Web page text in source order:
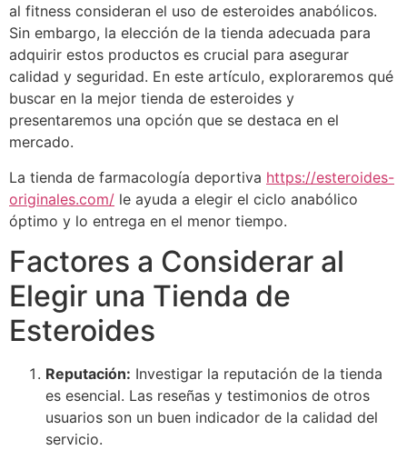
al fitness consideran el uso de esteroides anabólicos.
Sin embargo, la elección de la tienda adecuada para
adquirir estos productos es crucial para asegurar
calidad y seguridad. En este artículo, exploraremos qué
buscar en la mejor tienda de esteroides y
presentaremos una opción que se destaca en el
mercado.
La tienda de farmacología deportiva https://esteroides-
originales.com/ le ayuda a elegir el ciclo anabólico
óptimo y lo entrega en el menor tiempo.
Factores a Considerar al
Elegir una Tienda de
Esteroides
Reputación: Investigar la reputación de la tienda
es esencial. Las reseñas y testimonios de otros
usuarios son un buen indicador de la calidad del
servicio.